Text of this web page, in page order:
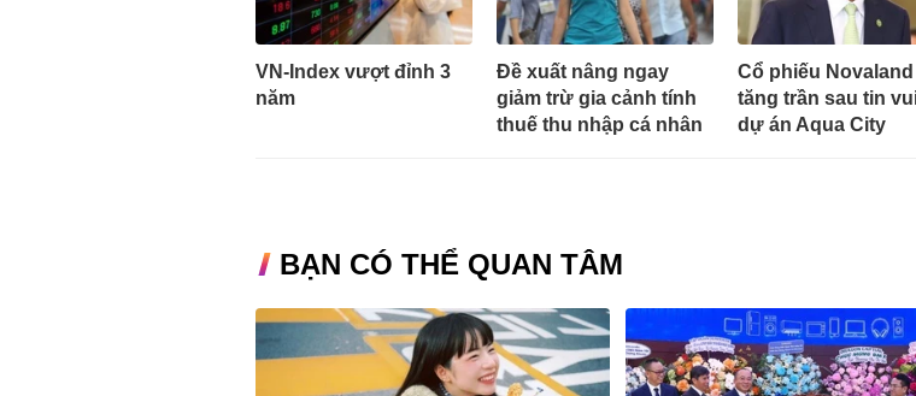
VN-Index vượt đỉnh 3
năm
Đề xuất nâng ngay
giảm trừ gia cảnh tính
thuế thu nhập cá nhân
Cổ phiếu Novaland
tăng trần sau tin
dự án Aqua City
BẠN CÓ THỂ QUAN TÂM